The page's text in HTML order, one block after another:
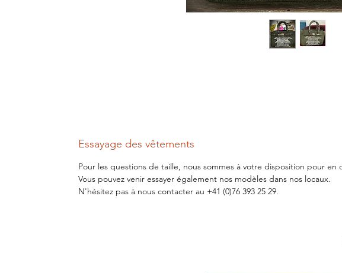
Essayage des vêtements
Pour les questions de taille, nous sommes à votre disposition pour en
Vous pouvez venir essayer également nos modèles dans nos locaux.
N'hésitez pas à nous contacter au +41 (0)76 393 25 29.